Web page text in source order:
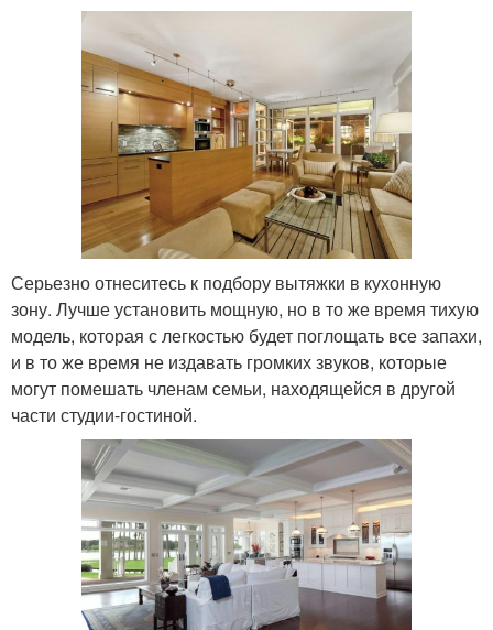
Серьезно отнеситесь к подбору вытяжки в кухонную
зону. Лучше установить мощную, но в то же время тихую
модель, которая с легкостью будет поглощать все запахи,
и в то же время не издавать громких звуков, которые
могут помешать членам семьи, находящейся в другой
части студии-гостиной.